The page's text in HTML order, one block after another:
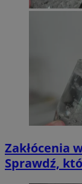
Zakłócenia
Sprawdź,